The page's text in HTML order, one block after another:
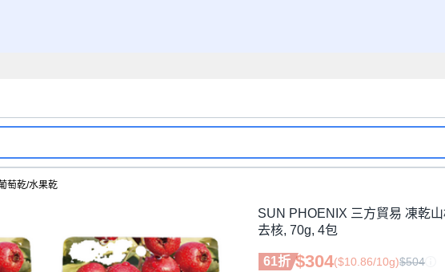
萄乾/水果乾
SUN PHOENIX 三方貿易 凍乾
去核, 70g, 4包
61折 $304($10.86/10g)$504